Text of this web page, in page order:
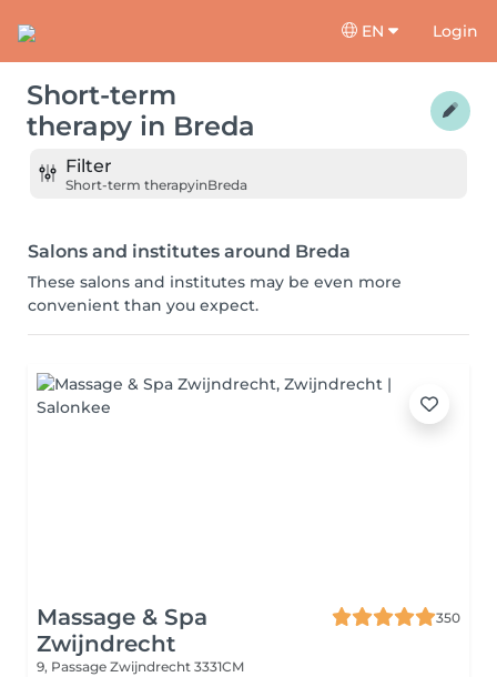
EN Login
Short-term
therapy in Breda
Filter
Short-term therapyinBreda
Salons and institutes around Breda
These salons and institutes may be even more
convenient than you expect.
Massage & Spa
Zwijndrecht
350
9, Passage Zwijndrecht 3331CM